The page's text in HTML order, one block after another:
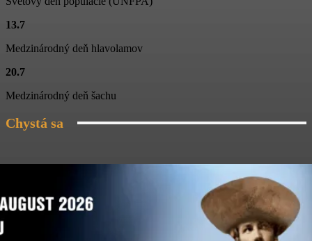
13.7
Medzinárodný deň hlavolamov
20.7
Medzinárodný deň šachu
Chystá sa